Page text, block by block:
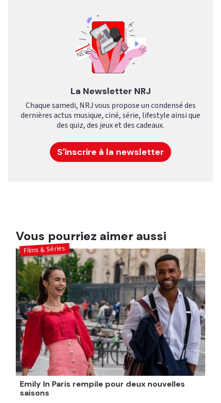
La Newsletter NRJ
Chaque samedi, NRJ vous propose un condensé des
dernières actus musique, ciné, série, lifestyle ainsi que
des quiz, des jeux et des cadeaux.
S'inscrire à la newsletter
Vous pourriez aimer aussi
Emily In Paris rempile pour deux nouvelles
saisons
Films & Séries